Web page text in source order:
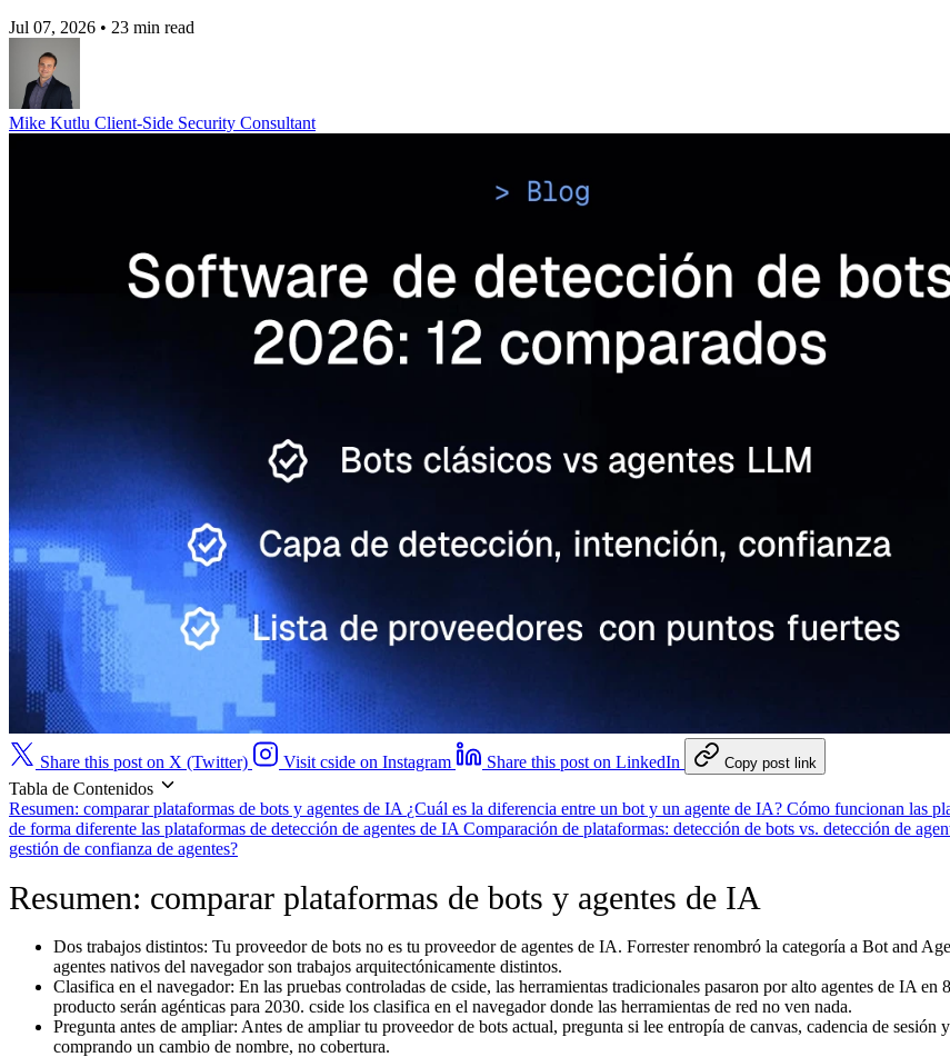
Jul 07, 2026 • 23 min read
Mike Kutlu Client-Side Security Consultant
Share this post on X (Twitter) Visit cside on Instagram Share this post on LinkedIn Copy post link
Tabla de Contenidos
Resumen: comparar plataformas de bots y agentes de IA ¿Cuál es la diferencia entre un bot y un agente de IA? Cómo funcionan las
de forma diferente las plataformas de detección de agentes de IA Comparación de plataformas: detección de bots vs. detección de
gestión de confianza de agentes?
Resumen: comparar plataformas de bots y agentes de IA
Dos trabajos distintos: Tu proveedor de bots no es tu proveedor de agentes de IA. Forrester renombró la categoría a Bot and
agentes nativos del navegador son trabajos arquitectónicamente distintos.
Clasifica en el navegador: En las pruebas controladas de cside, las herramientas tradicionales pasaron por alto agentes de IA
producto serán agénticas para 2030. cside los clasifica en el navegador donde las herramientas de red no ven nada.
Pregunta antes de ampliar: Antes de ampliar tu proveedor de bots actual, pregunta si lee entropía de canvas, cadencia de sesión
comprando un cambio de nombre, no cobertura.